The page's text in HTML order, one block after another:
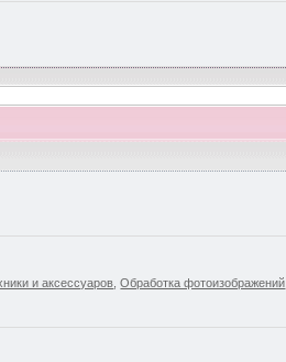
и аксессуаров ,Обработка фотоизображений